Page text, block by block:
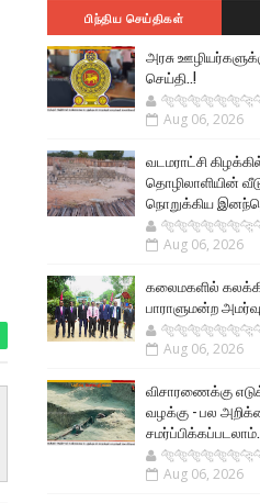
பிந்திய செய்திகள்
அரசு
செய்தி..!
Aug 06, 2026
வடமராட்சி
தொழிலாளியின்
நொறுக்கிய
Aug 06, 2026
கலைமகளில்
பாராளுமன்ற
Aug 06, 2026
விசாரணைக்கு
வழக்கு - பல
Aug 06, 2026